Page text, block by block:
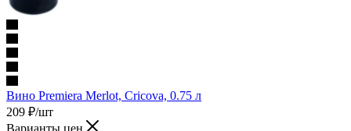
Вино Premiera Merlot, Cricova, 0.75 л
209 ₽/шт
Варианты цен